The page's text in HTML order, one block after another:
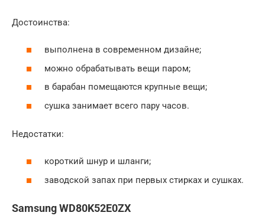
Достоинства:
выполнена в современном дизайне;
можно обрабатывать вещи паром;
в барабан помещаются крупные вещи;
сушка занимает всего пару часов.
Недостатки:
короткий шнур и шланги;
заводской запах при первых стирках и сушках.
Samsung WD80K52E0ZX